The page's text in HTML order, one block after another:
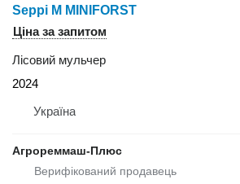
Seppi M MINIFORST
Ціна за запитом
Лісовий мульчер
2024
Україна
Агрореммаш-Плюс